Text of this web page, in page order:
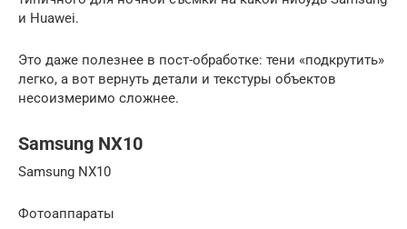
и Huawei.
Это даже полезнее в пост-обработке: тени «подкрутить»
легко, а вот вернуть детали и текстуры объектов
несоизмеримо сложнее.
Samsung NX10
Samsung NX10
Фотоаппараты